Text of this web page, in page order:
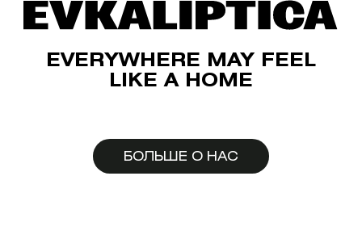
EVERYWHERE MAY FEEL
LIKE A HOME
БОЛЬШЕ О НАС